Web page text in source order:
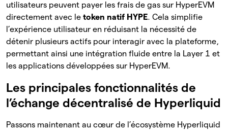
utilisateurs peuvent payer les frais de gas sur HyperEVM
directement avec le token natif HYPE. Cela simplifie
l’expérience utilisateur en réduisant la nécessité de
détenir plusieurs actifs pour interagir avec la plateforme,
permettant ainsi une intégration fluide entre la Layer 1 et
les applications développées sur HyperEVM.
Les principales fonctionnalités de
l’échange décentralisé de Hyperliquid
Passons maintenant au cœur de l’écosystème Hyperliquid